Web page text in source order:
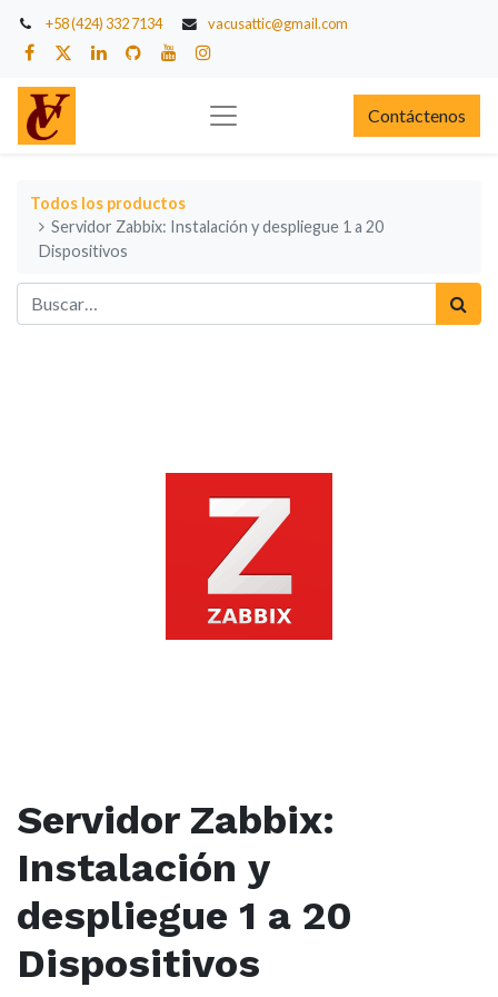
+58 (424) 332 7134 vacusattic@gmail.com
Contáctenos
Todos los productos
Servidor Zabbix: Instalación y despliegue 1 a 20
Dispositivos
Servidor Zabbix:
Instalación y
despliegue 1 a 20
Dispositivos